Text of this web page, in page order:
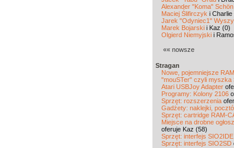
Alexander "Koma" Schön
Maciej Ślifirczyk i
Jarek "Odyniec1"
Marek Bojarski i Kaz (0)
Olgierd Niemyjski i
«« nowsze
Stragan
Nowe, pojemniejsze
"mouSTer" czyli myszka
Atari USBJoy Adapter
Programy: Kolony 2106
Sprzęt: rozszerzenia
Gadżety: naklejki,
Sprzęt: cartridge RAM-
Miejsce na drobne
oferuje Kaz (58)
Sprzęt: interfejs SIO2IDE
Sprzęt: interfejs SIO2SD